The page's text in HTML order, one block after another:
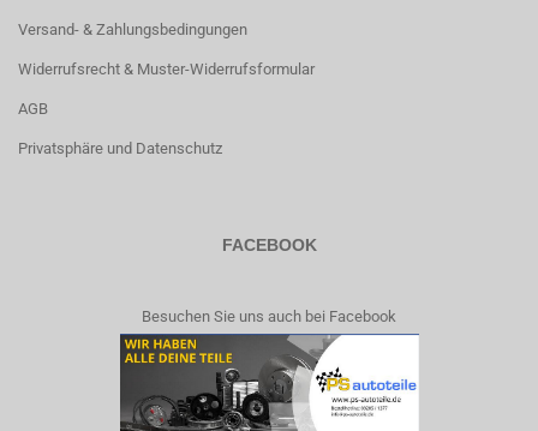
Versand- & Zahlungsbedingungen
Widerrufsrecht & Muster-Widerrufsformular
AGB
Privatsphäre und Datenschutz
FACEBOOK
Besuchen Sie uns auch bei Facebook